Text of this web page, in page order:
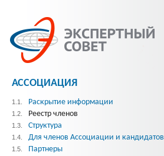
АССОЦИАЦИЯ
1.1. Раскрытие информации
1.2. Реестр членов
1.3. Структура
1.4. Для членов Ассоциации и кандидатов
1.5. Партнеры